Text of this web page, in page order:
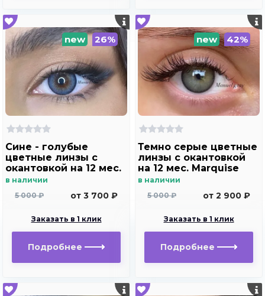
new 26%
Сине - голубые
цветные линзы c
окантовкой на 12 мес.
Marquise Manuel blue
в наличии
5 000 ₽
от 3 700 ₽
Заказать в 1 клик
Подробнее
new 42%
Темно серые цветные
линзы c окантовкой
на 12 мес. Marquise
Manuel gray ( с легким
глаз )
в наличии
5 000 ₽
от 2 900 ₽
Заказать в 1 клик
Подробнее